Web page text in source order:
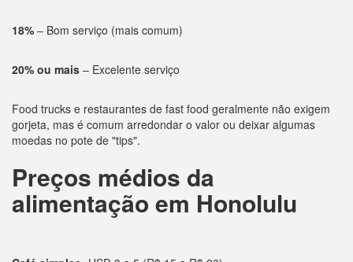
18% – Bom serviço (mais comum)
20% ou mais – Excelente serviço
Food trucks e restaurantes de fast food geralmente não exigem
gorjeta, mas é comum arredondar o valor ou deixar algumas
moedas no pote de "tips".
Preços médios da
alimentação em Honolulu